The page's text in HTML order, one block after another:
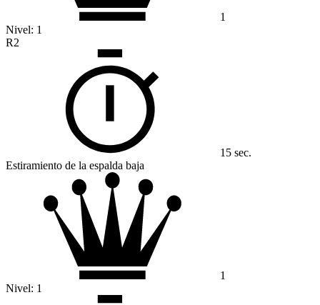
1
Nivel: 1
R2
15 sec.
Estiramiento de la espalda baja
1
Nivel: 1